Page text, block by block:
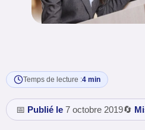
Temps de lecture :4 min
📅 Publié le 7 octobre 2019🔄